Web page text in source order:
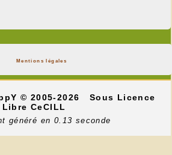
Mentions légales
© 2005-2026
Sous Licence
Libre CeCILL
généré en 0.13 seconde